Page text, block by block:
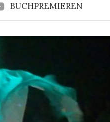
BUCHPREMIEREN